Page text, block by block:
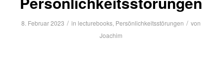
8. Februar 2023 / in lecturebooks, Persönlichkeitsstörungen / von
Joachim